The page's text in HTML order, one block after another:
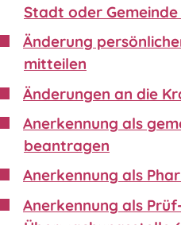
Stadt oder
Änderung
mitteilen
Änderungen an die
Anerkennung als
beantragen
Anerkennung als
Anerkennung als